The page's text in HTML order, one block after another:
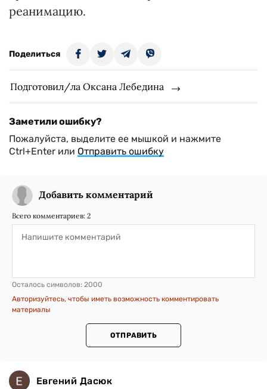
реанимацию.
Поделиться
Подготовил/ла Оксана Лебедина
Заметили ошибку?
Пожалуйста, выделите ее мышкой и нажмите
Ctrl+Enter или Отправить ошибку
Добавить комментарий
Всего комментариев: 2
Осталось символов: 2000
Авторизуйтесь, чтобы иметь возможность комментировать
материалы
ОТПРАВИТЬ
Евгений Дасюк